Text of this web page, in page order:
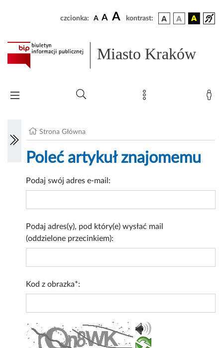
czcionka: A A A kontrast:
Miasto Kraków
Strona Główna
Poleć artykuł znajomemu
Podaj swój adres e-mail:
Podaj adres(y), pod który(e) wysłać mail
(oddzielone przecinkiem):
Kod z obrazka*: